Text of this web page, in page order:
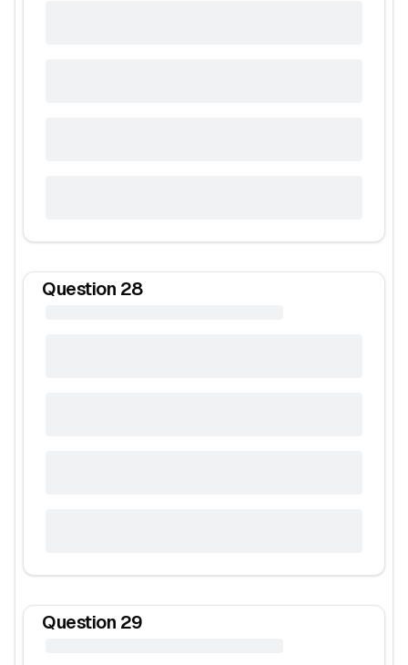
Question 28
Question 29